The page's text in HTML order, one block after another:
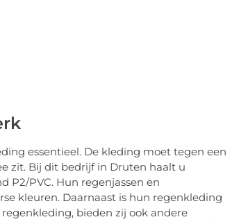
essentieel. De kleding moet tegen een
zit. Bij dit bedrijf in Druten haalt u
P2/PVC. Hun regenjassen en
kleuren. Daarnaast is hun regenkleding
bieden zij ook andere